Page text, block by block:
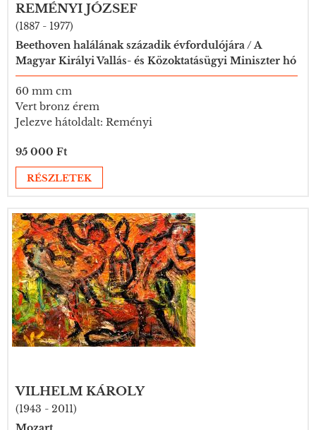
REMÉNYI JÓZSEF
(1887 - 1977)
Beethoven halálának századik évfordulójára / A
Magyar Királyi Vallás- és Közoktatásügyi Miniszter hó
60 mm cm
Vert bronz érem
Jelezve hátoldalt: Reményi
95 000 Ft
RÉSZLETEK
VILHELM KÁROLY
(1943 - 2011)